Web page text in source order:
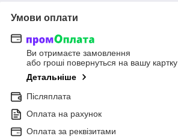
Умови оплати
Ви отримаєте замовлення
або гроші повернуться на вашу картку
Детальніше
Післяплата
Оплата на рахунок
Оплата за реквізитами